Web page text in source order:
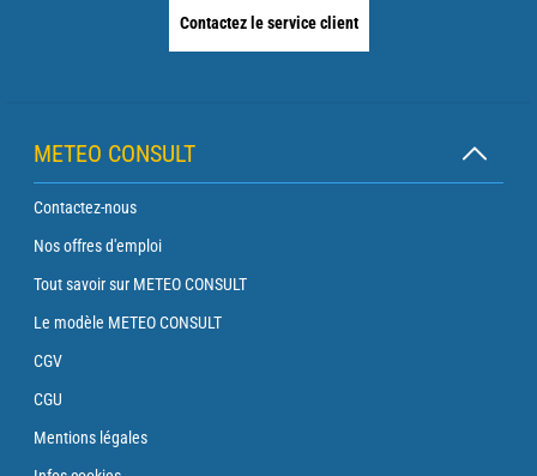
Contactez le service client
METEO CONSULT
Contactez-nous
Nos offres d'emploi
Tout savoir sur METEO CONSULT
Le modèle METEO CONSULT
CGV
CGU
Mentions légales